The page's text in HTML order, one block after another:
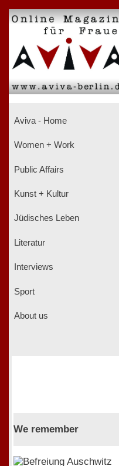
Aviva - Home
Women + Work
Public Affairs
Kunst + Kultur
Jüdisches Leben
Literatur
Interviews
Sport
About us
We remember